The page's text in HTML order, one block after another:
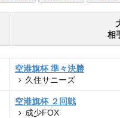
相
空港旗杯 準々決勝
久住サニーズ
空港旗杯 ２回戦
成少FOX